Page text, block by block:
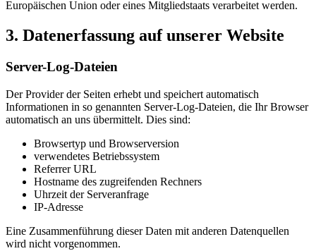
Europäischen Union oder eines Mitgliedstaats verarbeitet werden.
3. Datenerfassung auf unserer Website
Server-Log-Dateien
Der Provider der Seiten erhebt und speichert automatisch
Informationen in so genannten Server-Log-Dateien, die Ihr Browser
automatisch an uns übermittelt. Dies sind:
Browsertyp und Browserversion
verwendetes Betriebssystem
Referrer URL
Hostname des zugreifenden Rechners
Uhrzeit der Serveranfrage
IP-Adresse
Eine Zusammenführung dieser Daten mit anderen Datenquellen
wird nicht vorgenommen.